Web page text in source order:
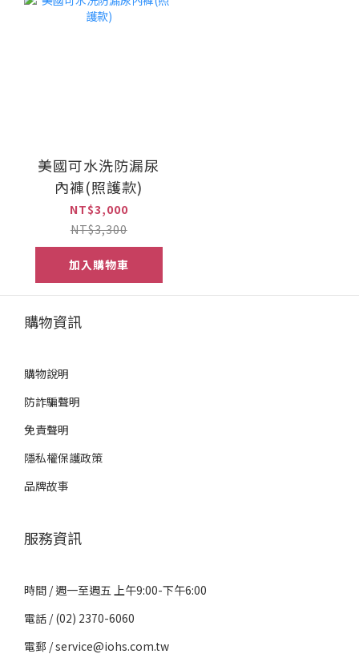
美國可水洗防漏尿
內褲(照護款)
NT$3,000
NT$3,300
加入購物車
購物資訊
購物說明
防詐騙聲明
免責聲明
隱私權保護政策
品牌故事
服務資訊
時間 / 週一至週五 上午9:00-下午6:00
電話 / (02) 2370-6060
電郵 / service@iohs.com.tw